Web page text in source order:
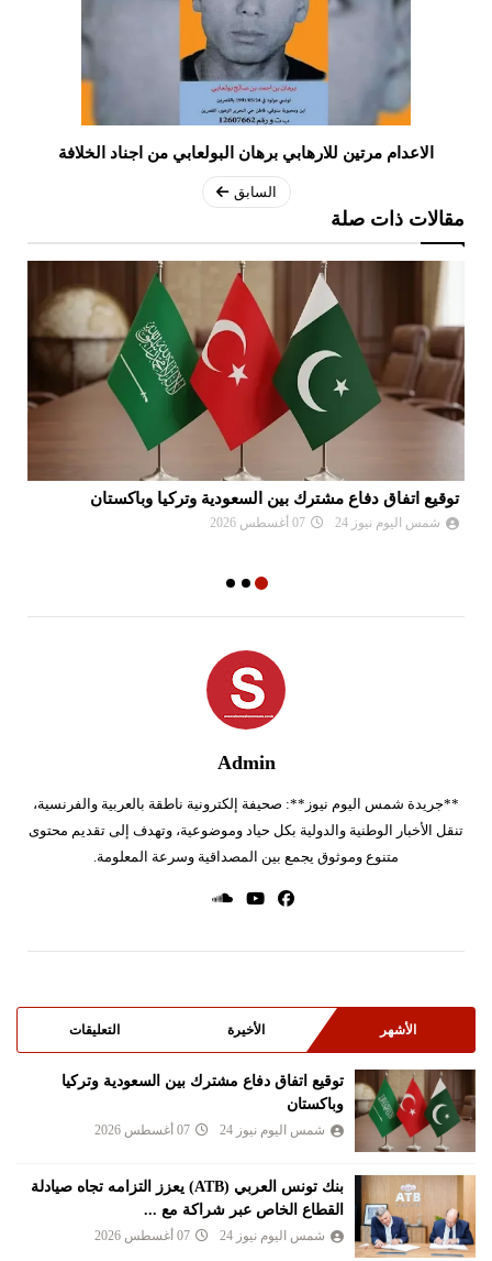
الاعدام مرتين للارهابي برهان البولعابي من اجناد الخلافة
السابق
مقالات ذات صلة
توقيع اتفاق دفاع مشترك بين السعودية وتركيا وباكستان
شمس اليوم نيوز 24 07 أغسطس 2026
Admin
**جريدة شمس اليوم نيوز**: صحيفة إلكترونية ناطقة بالعربية والفرنسية،
تنقل الأخبار الوطنية والدولية بكل حياد وموضوعية، وتهدف إلى تقديم محتوى
متنوع وموثوق يجمع بين المصداقية وسرعة المعلومة.
الأشهر الأخيرة التعليقات
توقيع اتفاق دفاع مشترك بين السعودية وتركيا
وباكستان
شمس اليوم نيوز 24 07 أغسطس 2026
بنك تونس العربي (ATB) يعزز التزامه تجاه صيادلة
القطاع الخاص عبر شراكة مع ...
شمس اليوم نيوز 24 07 أغسطس 2026